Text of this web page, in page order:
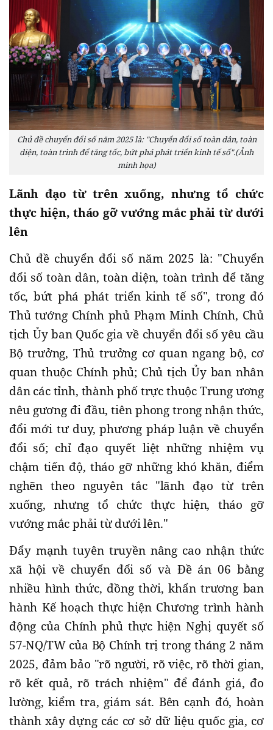
Chủ đề chuyển đổi số năm 2025 là: "Chuyển đổi số toàn dân, toàn
diện, toàn trình để tăng tốc, bứt phá phát triển kinh tế số".(Ảnh
minh họa)
Lãnh đạo từ trên xuống, nhưng tổ chức
thực hiện, tháo gỡ vướng mắc phải từ dưới
lên
Chủ đề chuyển đổi số năm 2025 là: "Chuyển
đổi số toàn dân, toàn diện, toàn trình để tăng
tốc, bứt phá phát triển kinh tế số", trong đó
Thủ tướng Chính phủ Phạm Minh Chính, Chủ
tịch Ủy ban Quốc gia về chuyển đổi số yêu cầu
Bộ trưởng, Thủ trưởng cơ quan ngang bộ, cơ
quan thuộc Chính phủ; Chủ tịch Ủy ban nhân
dân các tỉnh, thành phố trực thuộc Trung ương
nêu gương đi đầu, tiên phong trong nhận thức,
đổi mới tư duy, phương pháp luận về chuyển
đổi số; chỉ đạo quyết liệt những nhiệm vụ
chậm tiến độ, tháo gỡ những khó khăn, điểm
nghẽn theo nguyên tắc "lãnh đạo từ trên
xuống, nhưng tổ chức thực hiện, tháo gỡ
vướng mắc phải từ dưới lên."
Đẩy mạnh tuyên truyền nâng cao nhận thức
xã hội về chuyển đổi số và Đề án 06 bằng
nhiều hình thức, đồng thời, khẩn trương ban
hành Kế hoạch thực hiện Chương trình hành
động của Chính phủ thực hiện Nghị quyết số
57-NQ/TW của Bộ Chính trị trong tháng 2 năm
2025, đảm bảo "rõ người, rõ việc, rõ thời gian,
rõ kết quả, rõ trách nhiệm" để đánh giá, đo
lường, kiểm tra, giám sát. Bên cạnh đó, hoàn
thành xây dựng các cơ sở dữ liệu quốc gia, cơ